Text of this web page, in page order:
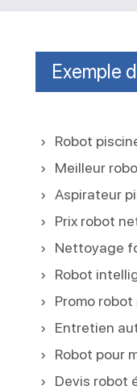
Exemple
Robot
Meilleur
Aspirateur
Prix robot
Nettoyage
Robot
Promo
Entretien
Robot pour
Devis robot